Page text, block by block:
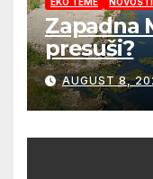
Zapadna
presuši?
AUGUST 8,